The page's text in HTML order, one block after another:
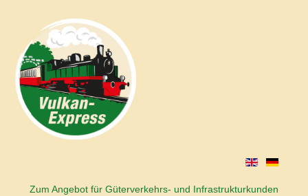
Zum Angebot für Güterverkehrs- und Infrastrukturkunden